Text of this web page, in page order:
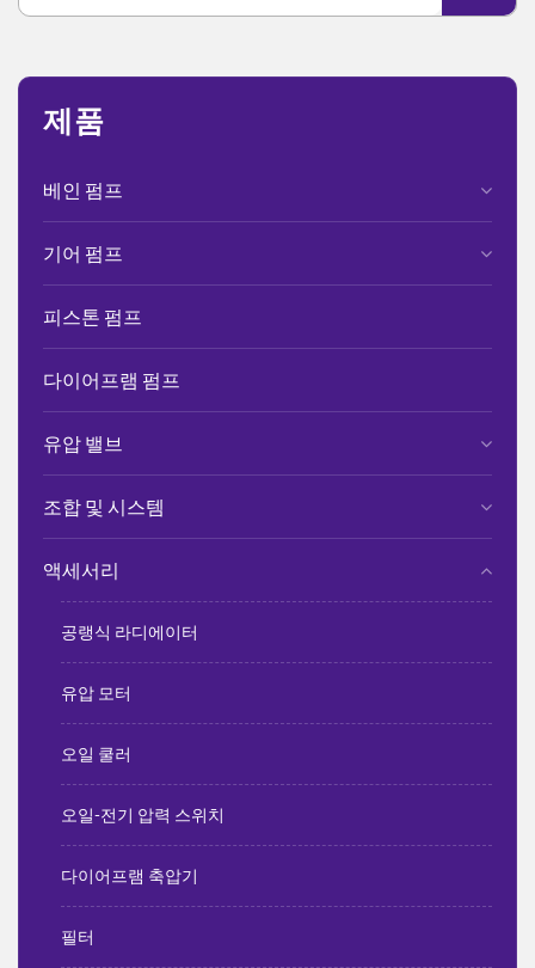
제품
베인 펌프
기어 펌프
피스톤 펌프
다이어프램 펌프
유압 밸브
조합 및 시스템
액세서리
공랭식 라디에이터
유압 모터
오일 쿨러
오일-전기 압력 스위치
다이어프램 축압기
필터